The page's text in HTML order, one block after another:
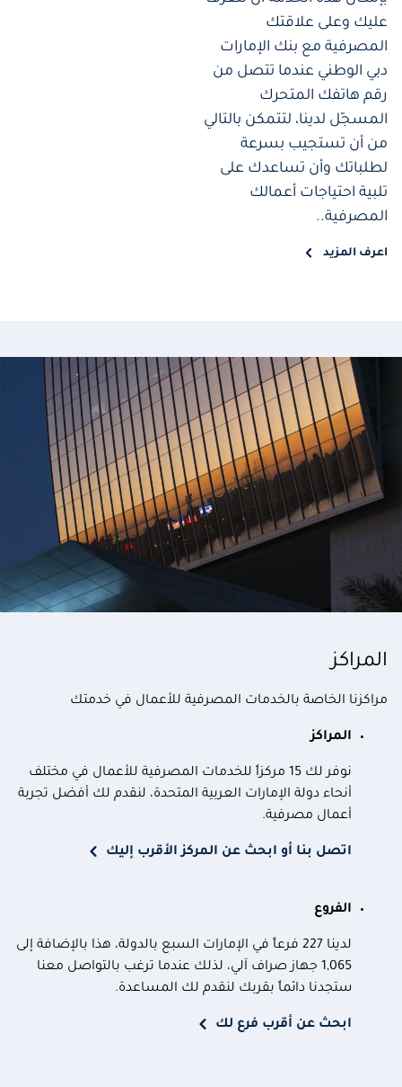
عليك وعلى علاقتك
المصرفية مع بنك الإمارات
دبي الوطني عندما تتصل من
رقم هاتفك المتحرك
المسجّل لدينا، لتتمكن بالتالي
من أن تستجيب بسرعة
لطلباتك وأن تساعدك على
تلبية احتياجات أعمالك
المصرفية..
اعرف المزيد
المراكز
مراكزنا الخاصة بالخدمات المصرفية للأعمال في خدمتك
المراكز
نوفر لك 15 مركزاً للخدمات المصرفية للأعمال في مختلف
أنحاء دولة الإمارات العربية المتحدة، لنقدم لك أفضل تجربة
أعمال مصرفية.
اتصل بنا أو ابحث عن المركز الأقرب إليك
الفروع
لدينا 227 فرعاً في الإمارات السبع بالدولة، هذا بالإضافة إلى
1,065 جهاز صراف آلي، لذلك عندما ترغب بالتواصل معنا
ستجدنا دائماً بقربك لنقدم لك المساعدة.
ابحث عن أقرب فرع لك